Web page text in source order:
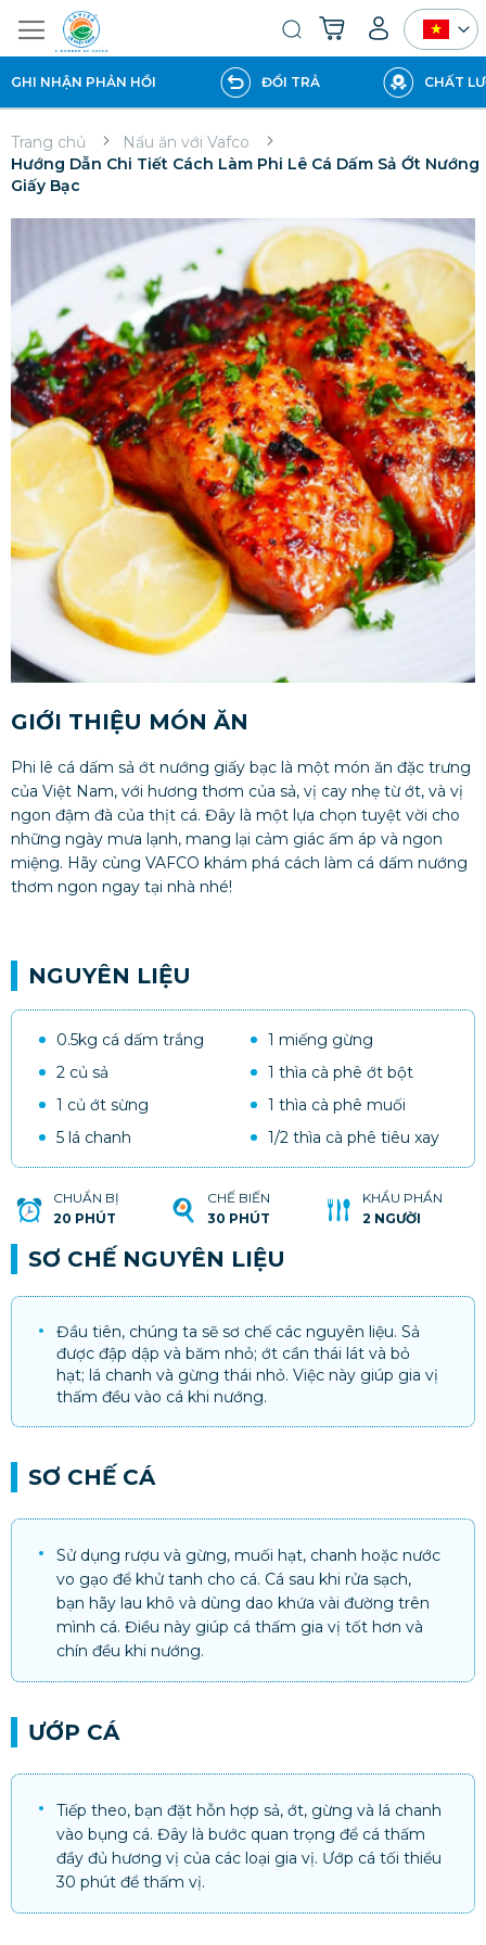
kiếm
Giỏ hàng của tôi
NHẬN PHẢN HỒI ĐỔI TRẢ CHẤT
Trang chủ
Nấu ăn với Vafco
Hướng Dẫn Chi Tiết Cách Làm Phi Lê Cá Dấm Sả Ớt Nướng
Giấy Bạc
GIỚI THIỆU MÓN ĂN
Phi lê cá dấm sả ớt nướng giấy bạc là một món ăn đặc trưng
của Việt Nam, với hương thơm của sả, vị cay nhẹ từ ớt, và vị
ngon đậm đà của thịt cá. Đây là một lựa chọn tuyệt vời cho
những ngày mưa lạnh, mang lại cảm giác ấm áp và ngon
miệng. Hãy cùng VAFCO khám phá cách làm cá dấm nướng
thơm ngon ngay tại nhà nhé!
NGUYÊN LIỆU
0.5kg cá dấm trắng
2 củ sả
1 củ ớt sừng
5 lá chanh
1 miếng gừng
1 thìa cà phê ớt bột
1 thìa cà phê muối
1/2 thìa cà phê tiêu xay
CHUẨN BỊ
20 PHÚT
CHẾ BIẾN
30 PHÚT
KHẨU PHẦN
2 NGƯỜI
SƠ CHẾ NGUYÊN LIỆU
Đầu tiên, chúng ta sẽ sơ chế các nguyên liệu. Sả
được đập dập và băm nhỏ; ớt cần thái lát và bỏ
hạt; lá chanh và gừng thái nhỏ. Việc này giúp gia vị
thấm đều vào cá khi nướng.
SƠ CHẾ CÁ
Sử dụng rượu và gừng, muối hạt, chanh hoặc nước
vo gạo để khử tanh cho cá. Cá sau khi rửa sạch,
bạn hãy lau khô và dùng dao khứa vài đường trên
mình cá. Điều này giúp cá thấm gia vị tốt hơn và
chín đều khi nướng.
ƯỚP CÁ
Tiếp theo, bạn đặt hỗn hợp sả, ớt, gừng và lá chanh
vào bụng cá. Đây là bước quan trọng để cá thấm
đầy đủ hương vị của các loại gia vị. Ướp cá tối thiểu
30 phút để thấm vị.